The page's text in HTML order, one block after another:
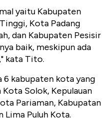
yaitu Kabupaten
Kota Padang
dan Kabupaten Pesisir
baik, meskipun ada
kata Tito.
6 kabupaten kota yang
Solok, Kepulauan
Pariaman, Kabupatan
Lima Puluh Kota.